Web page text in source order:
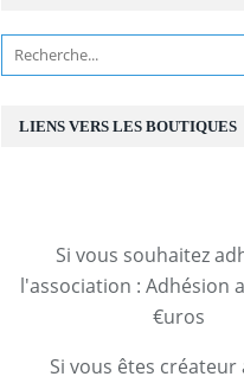
LIENS VERS LES BOUTIQUES
Si vous souhaitez
l'association : Adhésion
€uros
Si vous êtes créateur